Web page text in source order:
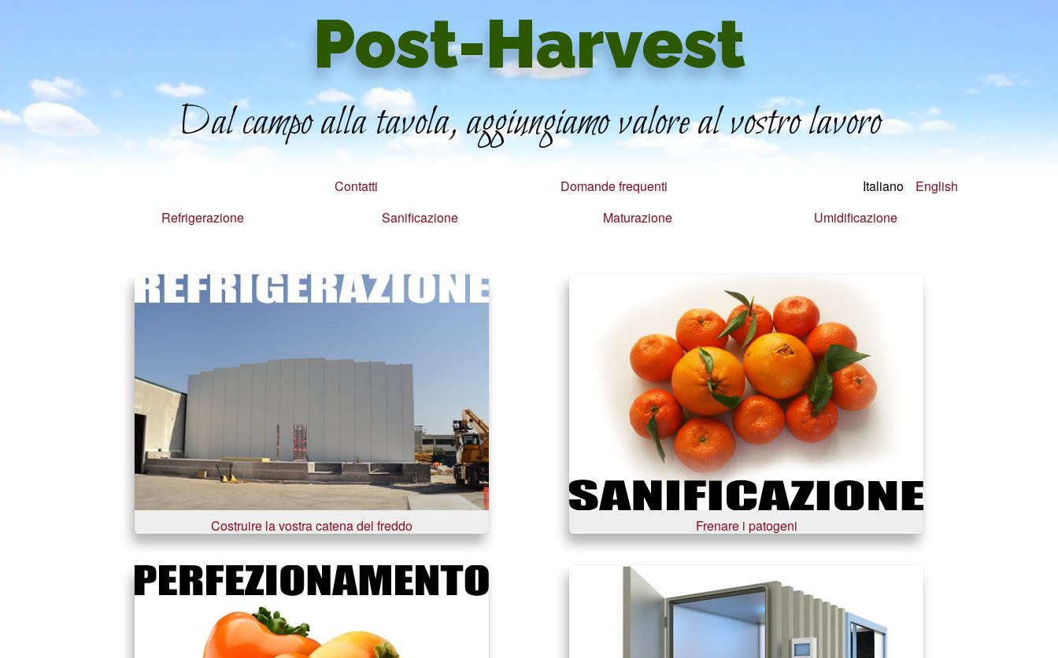
Post-Harvest
Dal campo alla tavola, aggiungiamo valore al vostro lavoro
Contatti Domande frequenti Italiano
English
Refrigerazione
Sanificazione Maturazione Umidificazione
Costruire la vostra catena del freddo Frenare i patogeni